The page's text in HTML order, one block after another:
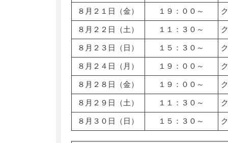
８月２１日（金） １９：００～
８月２２日（土） １１：３０～
８月２３日（日） １５：３０～
８月２４日（月） １９：００～
８月２８日（金） １９：００～
８月２９日（土） １１：３０～
８月３０日（日） １５：３０～